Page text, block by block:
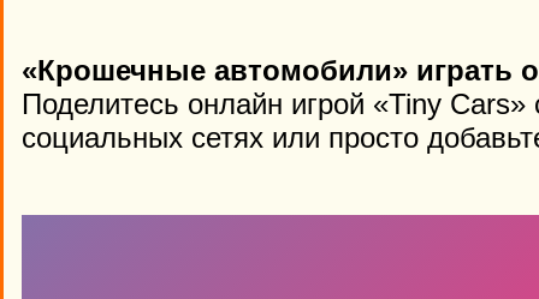
«Крошечные автомобили» играть
Поделитесь онлайн игрой «Tiny
социальных сетях или просто